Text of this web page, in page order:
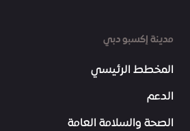
مدينة إكسبو دبي
المخطط الرئيسي
الدعم
الصحة والسلامة العامة